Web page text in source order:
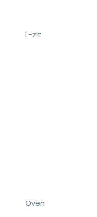
L-zit
Oven